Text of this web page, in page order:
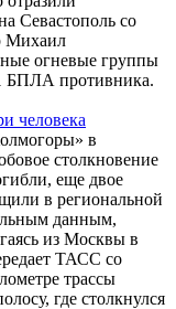
Севастополь со
Михаил
огневые группы
БПЛА противника.
человека
в
столкновение
еще двое
в региональной
данным,
из Москвы в
ТАСС со
трассы
где столкнулся